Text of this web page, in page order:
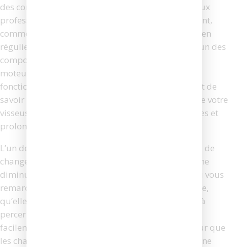
des compagnons indispensables pour de nombreux
professionnels et amateurs de bricolage. Cependant,
comme tout équipement, ils nécessitent un entretien
régulier pour fonctionner de manière optimale. L’un des
composants essentiels de ces outils est le charbon
moteur, qui joue un rôle crucial dans le bon
fonctionnement de l’appareil. Il est donc important de
savoir quand il est temps de changer le charbon de votre
visseuse Makita pour éviter des pannes inattendues et
prolonger la durée de vie de votre outil.
L’un des premiers signes indiquant qu’il est temps de
changer le charbon de votre visseuse Makita est une
diminution notable de la performance de l’outil. Si vous
remarquez que votre visseuse perd de la puissance,
qu’elle tourne plus lentement ou qu’elle a du mal à
percer ou visser des matériaux qu’elle manipulait
facilement auparavant, cela peut être un indicateur que
les charbons sont usés. En effet, les charbons usés ne